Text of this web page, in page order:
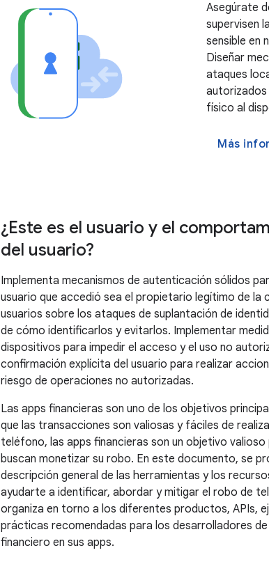
Asegúrate
supervisen
sensible en
Diseñar
ataques
físico al
Más
¿Este es el usuario y el
del usuario?
Implementa mecanismos de autenticación sólidos
usuario que accedió sea el propietario legítimo de la
usuarios sobre los ataques de suplantación de
de cómo identificarlos y evitarlos. Implementar
dispositivos para impedir el acceso y el uso no
confirmación explícita del usuario para realizar
riesgo de operaciones no autorizadas.
Las apps financieras son uno de los objetivos
que las transacciones son valiosas y fáciles de
teléfono, las apps financieras son un objetivo
buscan monetizar su robo. En este documento, se
descripción general de las herramientas y los
ayudarte a identificar, abordar y mitigar el robo de
organiza en torno a los diferentes productos, APIs,
prácticas recomendadas para los desarrolladores
financiero en sus apps.